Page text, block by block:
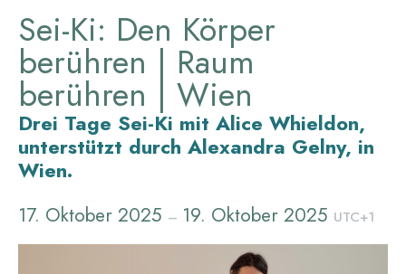
Sei-Ki: Den Körper
berühren | Raum
berühren | Wien
Drei Tage Sei-Ki mit Alice Whieldon,
unterstützt durch Alexandra Gelny, in
Wien.
17. Oktober 2025 – 19. Oktober 2025 UTC+1